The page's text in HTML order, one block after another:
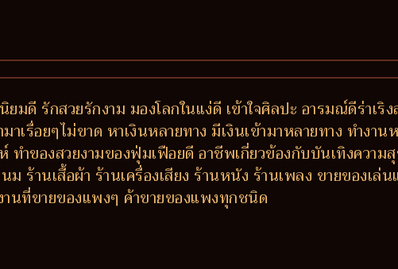
มดี รักสวยรักงาม มองโลกในแง่ดี เข้าใจศิลปะ อารมณ์ดีร่าเ
รื่อยๆไม่ขาด หาเงินหลายทาง มีเงินเข้ามาหลายทาง ทำงาน
ทำของสวยงามของฟุ่มเฟือยดี อาชีพเกี่ยวข้องกับบันเทิงควา
ม ร้านเสื้อผ้า ร้านเครื่องเสียง ร้านหนัง ร้านเพลง ขายของเ
นที่ขายของแพงๆ ค้าขายของแพงทุกชนิด